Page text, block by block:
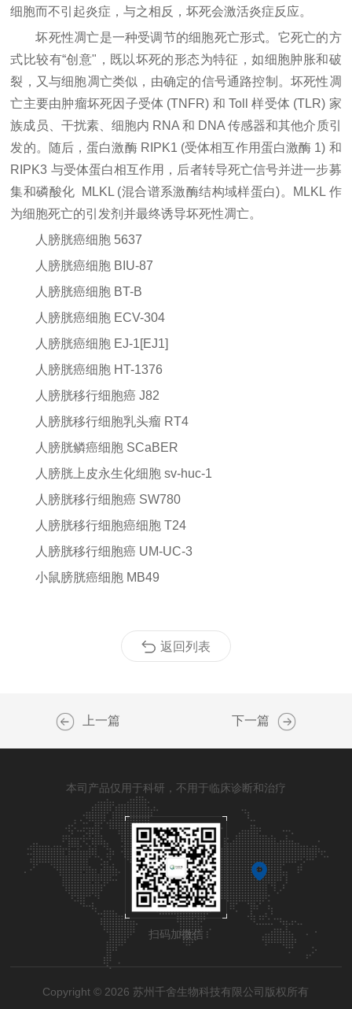
细胞而不引起炎症，与之相反，坏死会激活炎症反应。
坏死性凋亡是一种受调节的细胞死亡形式。它死亡的方
式比较有“创意"，既以坏死的形态为特征，如细胞肿胀和破
裂，又与细胞凋亡类似，由确定的信号通路控制。坏死性凋
亡主要由肿瘤坏死因子受体 (TNFR) 和 Toll 样受体 (TLR) 家
族成员、干扰素、细胞内 RNA 和 DNA 传感器和其他介质引
发的。随后，蛋白激酶 RIPK1 (受体相互作用蛋白激酶 1) 和
RIPK3 与受体蛋白相互作用，后者转导死亡信号并进一步募
集和磷酸化 MLKL (混合谱系激酶结构域样蛋白)。MLKL 作
为细胞死亡的引发剂并最终诱导坏死性凋亡。
人膀胱癌细胞 5637
人膀胱癌细胞 BIU-87
人膀胱癌细胞 BT-B
人膀胱癌细胞 ECV-304
人膀胱癌细胞 EJ-1[EJ1]
人膀胱癌细胞 HT-1376
人膀胱移行细胞癌 J82
人膀胱移行细胞乳头瘤 RT4
人膀胱鳞癌细胞 SCaBER
人膀胱上皮永生化细胞 sv-huc-1
人膀胱移行细胞癌 SW780
人膀胱移行细胞癌细胞 T24
人膀胱移行细胞癌 UM-UC-3
小鼠膀胱癌细胞 MB49
返回列表
上一篇 下一篇
本司产品仅用于科研，不用于临床诊断和治疗
扫码加微信
Copyright © 2026 苏州千舍生物科技有限公司版权所有